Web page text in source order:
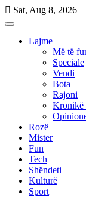
Skip
to
Sat, Aug 8, 2026
Lajme
Më të
Speciale
Vendi
Bota
Rajoni
Kronikë
Rozë
Mister
Fun
Tech
Shëndeti
Kulturë
Sport